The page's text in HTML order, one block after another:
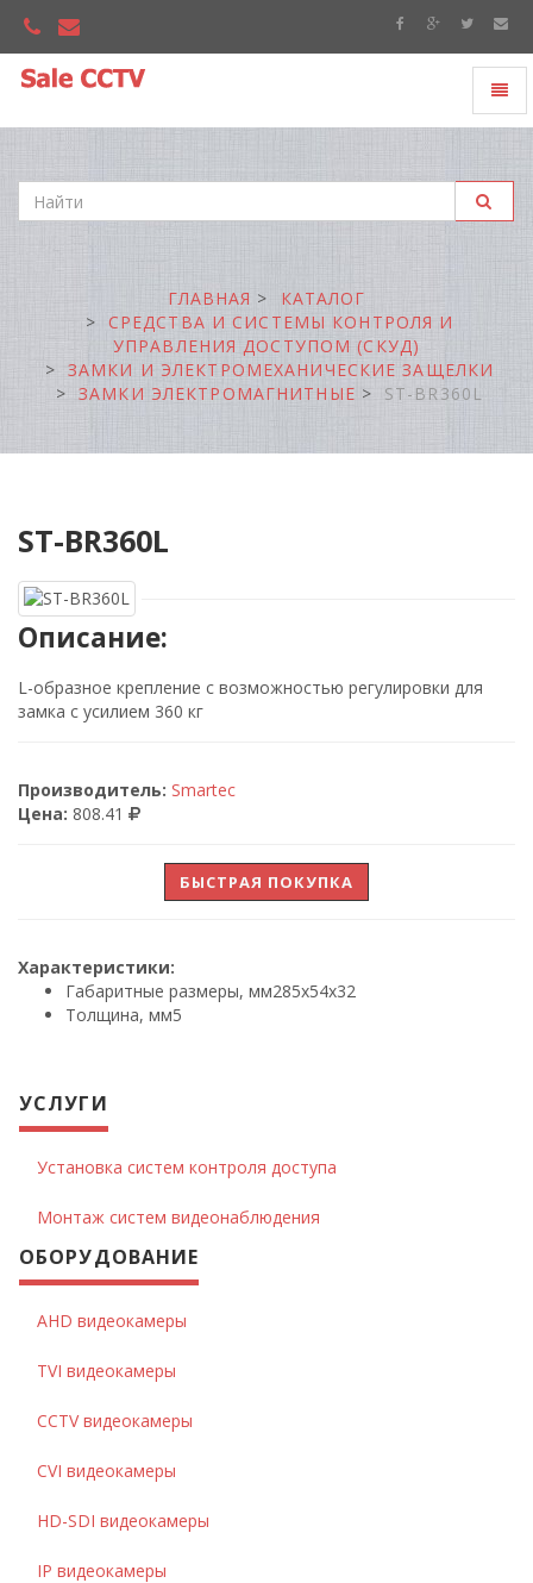
CCTV"
ГЛАВНАЯ
КАТАЛОГ
СРЕДСТВА И СИСТЕМЫ КОНТРОЛЯ И
УПРАВЛЕНИЯ ДОСТУПОМ (СКУД)
ЗАМКИ И ЭЛЕКТРОМЕХАНИЧЕСКИЕ ЗАЩЕЛКИ
ЗАМКИ ЭЛЕКТРОМАГНИТНЫЕ
ST-BR360L
ST-BR360L
Описание:
L-образное крепление с возможностью регулировки для
замка с усилием 360 кг
Производитель: Smartec
Цена: 808.41
БЫСТРАЯ ПОКУПКА
Характеристики:
Габаритные размеры, мм285х54х32
Толщина, мм5
УСЛУГИ
Установка систем контроля доступа
Монтаж систем видеонаблюдения
ОБОРУДОВАНИЕ
AHD видеокамеры
TVI видеокамеры
CCTV видеокамеры
CVI видеокамеры
HD-SDI видеокамеры
IP видеокамеры